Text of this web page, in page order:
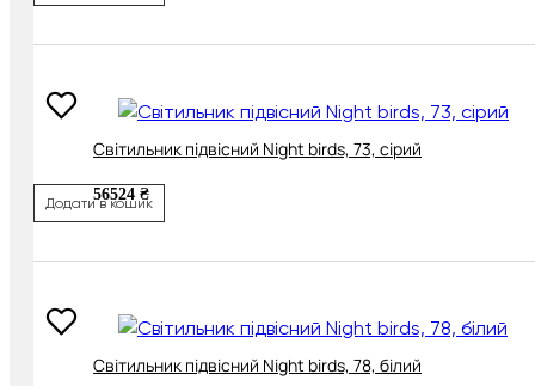
Світильник підвісний Night birds, 73, сірий
56524 ₴
Додати в кошик
Світильник підвісний Night birds, 78, білий